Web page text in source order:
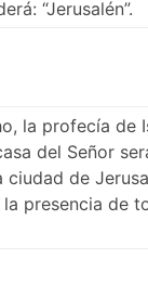
“Jerusalén”.
la profecía de
del Señor
ciudad de
presencia de